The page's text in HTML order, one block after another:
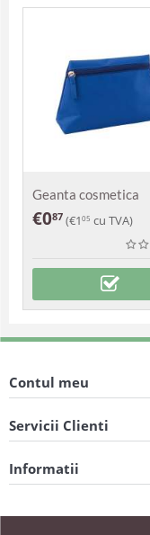
Geanta cosmetica
Zomoco
€087 (€1 05 cu TVA)
Contul meu
Servicii Clienti
Informatii